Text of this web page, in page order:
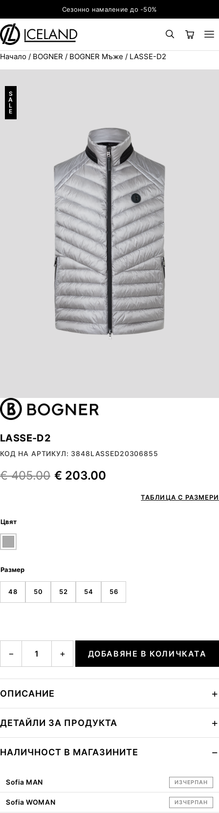
Към съдържаниетоСезонно намаление до -50%
ТЪРСЕНЕ
Начало / BOGNER / BOGNER Мъже / LASSE-D2
S
A
L
E
LASSE-D2
КОД НА АРТИКУЛ: 3848LASSED20306855
€405.00 € 203.00
ТАБЛИЦА С РАЗМЕРИ
Цвят
Размер
48 50 52 54 56
− + ДОБАВЯНЕ В КОЛИЧКАТА
ОПИСАНИЕ
ДЕТАЙЛИ ЗА ПРОДУКТА
НАЛИЧНОСТ В МАГАЗИНИТЕ
Sofia MAN ИЗЧЕРПАН
Sofia WOMAN ИЗЧЕРПАН